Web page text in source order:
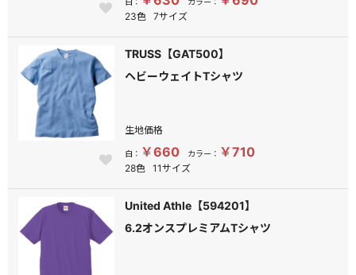
23色 7サイズ
TRUSS【GAT500】
ヘビーウェイトTシャツ
生地価格
白： ￥660 カラー： ￥710
28色 11サイズ
United Athle【594201】
6.2オンスプレミアムTシャツ